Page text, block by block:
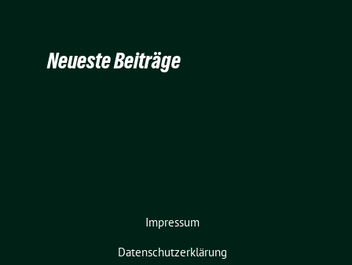
Neueste Beiträge
Impressum
Datenschutzerklärung